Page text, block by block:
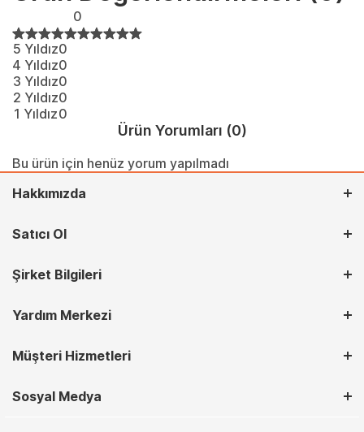
0
5 Yıldız0
4 Yıldız0
3 Yıldız0
2 Yıldız0
1 Yıldız0
Ürün Yorumları (0)
Bu ürün için henüz yorum yapılmadı
Hakkımızda
Satıcı Ol
Şirket Bilgileri
Yardım Merkezi
Müşteri Hizmetleri
Sosyal Medya